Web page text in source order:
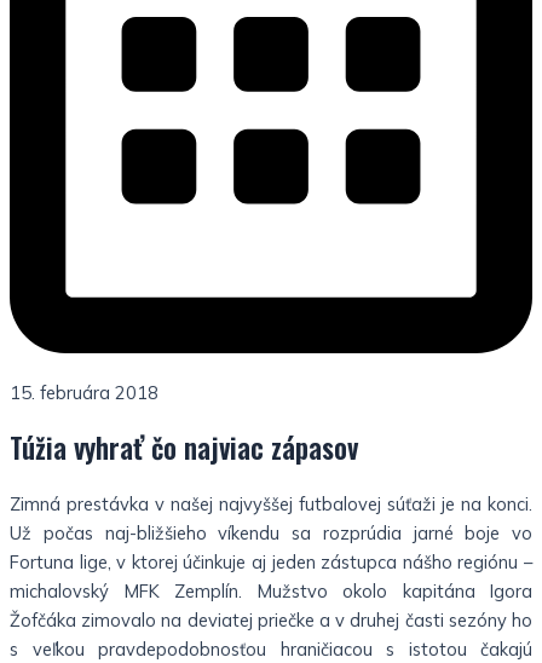
15. februára 2018
Túžia vyhrať čo najviac zápasov
Zimná prestávka v našej najvyššej futbalovej súťaži je na konci.
Už počas naj-bližšieho víkendu sa rozprúdia jarné boje vo
Fortuna lige, v ktorej účinkuje aj jeden zástupca nášho regiónu –
michalovský MFK Zemplín. Mužstvo okolo kapitána Igora
Žofčáka zimovalo na deviatej priečke a v druhej časti sezóny ho
s veľkou pravdepodobnosťou hraničiacou s istotou čakajú